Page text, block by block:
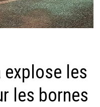
explose les
les bornes